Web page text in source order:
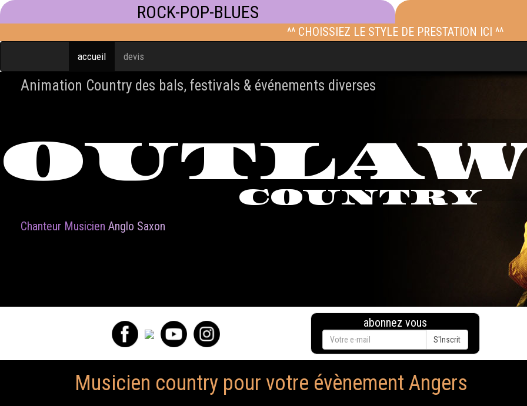
ROCK-POP-BLUES
^^ CHOISSIEZ LE STYLE DE PRESTATION ICI ^^
accueil devis
Animation Country des bals, festivals & événements diverses
COUNTRY
Chanteur Musicien Anglo Saxon
abonnez vous
S'Inscrit
Musicien country pour votre évènement Angers